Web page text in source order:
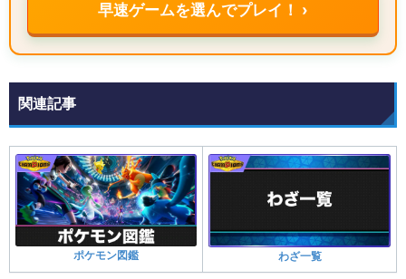
早速ゲームを選んでプレイ！ ›
関連記事
ポケモン図鑑 わざ一覧